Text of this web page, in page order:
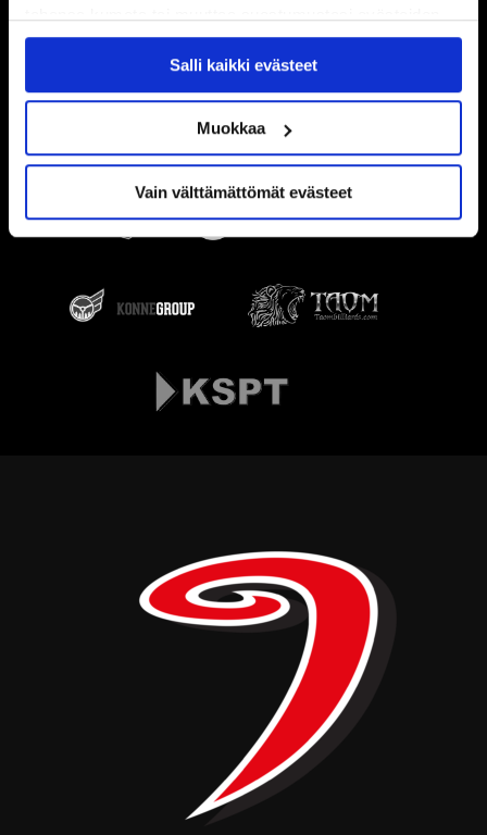
käytöstäEvästeet-sivultamme.
Salli kaikki evästeet
Muokkaa
Vain välttämättömät evästeet